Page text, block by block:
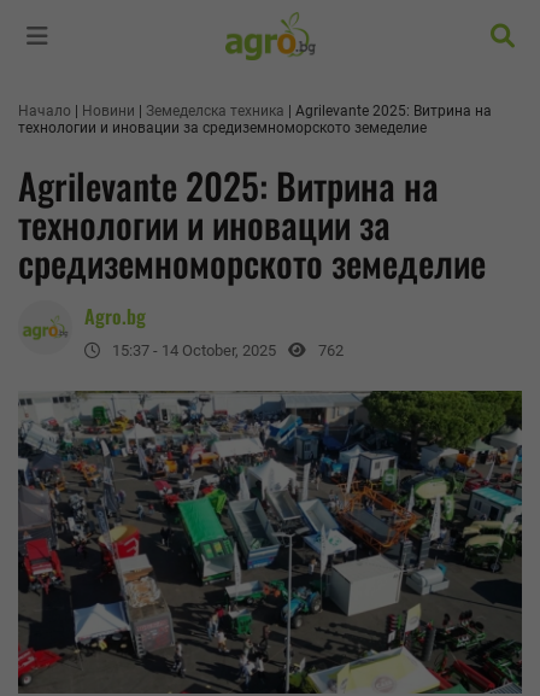
Начало Новини Земеделска техника
Agrilevante 2025: Витрина на
технологии и иновации за средиземноморското земеделие
Agrilevante 2025: Витрина на
технологии и иновации за
средиземноморското земеделие
Agro.bg
15:37 - 14 October, 2025 762